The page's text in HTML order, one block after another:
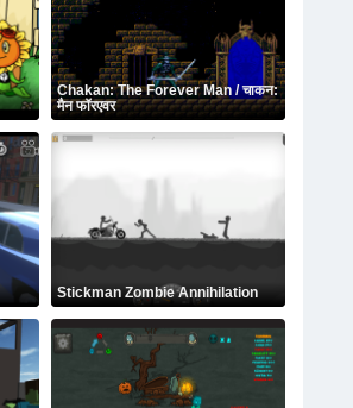
Chakan: The Forever Man / चाकन:
मैन फॉरएवर
Stickman Zombie Annihilation